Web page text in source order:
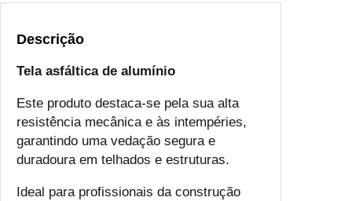
Descrição
Tela asfáltica de alumínio
Este produto destaca-se pela sua alta
resistência mecânica e às intempéries,
garantindo uma vedação segura e
duradoura em telhados e estruturas.
Ideal para profissionais da construção